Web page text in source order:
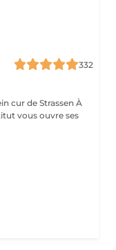
332
cur de Strassen À
vous ouvre ses